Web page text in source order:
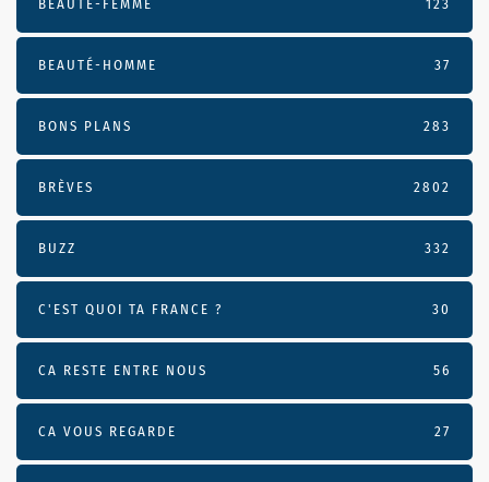
BEAUTÉ-FEMME 123
BEAUTÉ-HOMME 37
BONS PLANS 283
BRÈVES 2802
BUZZ 332
C'EST QUOI TA FRANCE ? 30
CA RESTE ENTRE NOUS 56
CA VOUS REGARDE 27